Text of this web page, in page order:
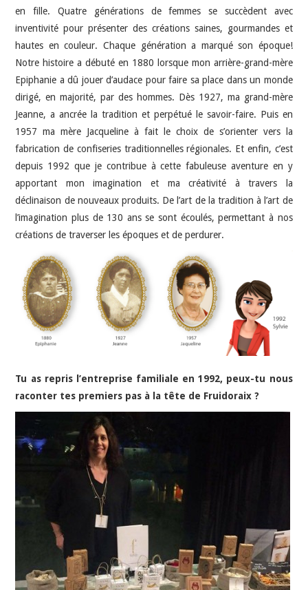
en fille. Quatre générations de femmes se succèdent avec
inventivité pour présenter des créations saines, gourmandes et
hautes en couleur. Chaque génération a marqué son époque!
Notre histoire a débuté en 1880 lorsque mon arrière-grand-mère
Epiphanie a dû jouer d’audace pour faire sa place dans un monde
dirigé, en majorité, par des hommes. Dès 1927, ma grand-mère
Jeanne, a ancrée la tradition et perpétué le savoir-faire. Puis en
1957 ma mère Jacqueline à fait le choix de s’orienter vers la
fabrication de confiseries traditionnelles régionales. Et enfin, c’est
depuis 1992 que je contribue à cette fabuleuse aventure en y
apportant mon imagination et ma créativité à travers la
déclinaison de nouveaux produits. De l’art de la tradition à l’art de
l’imagination plus de 130 ans se sont écoulés, permettant à nos
créations de traverser les époques et de perdurer.
Tu as repris l’entreprise familiale en 1992, peux-tu nous
raconter tes premiers pas à la tête de Fruidoraix ?